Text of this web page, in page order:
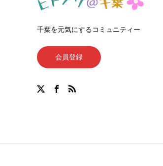
千葉を元気にするコミュニティー
会員登録